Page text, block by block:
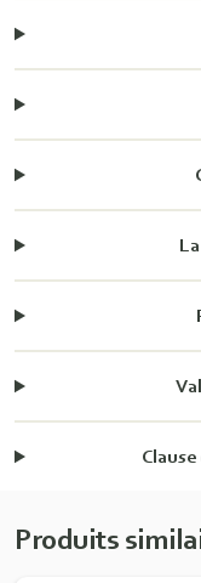
Produits